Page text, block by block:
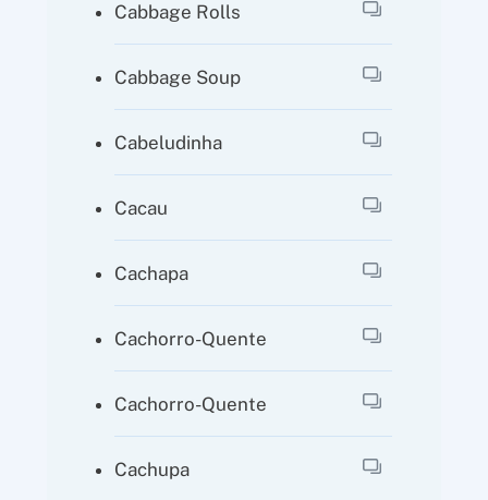
Cabbage Rolls
Cabbage Soup
Cabeludinha
Cacau
Cachapa
Cachorro-Quente
Cachorro-Quente
Cachupa